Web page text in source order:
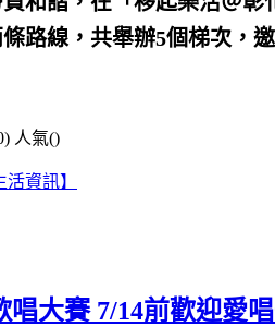
路線，共舉辦5個梯次，
人氣()
活資訊】
唱大賽 7/14前歡迎愛